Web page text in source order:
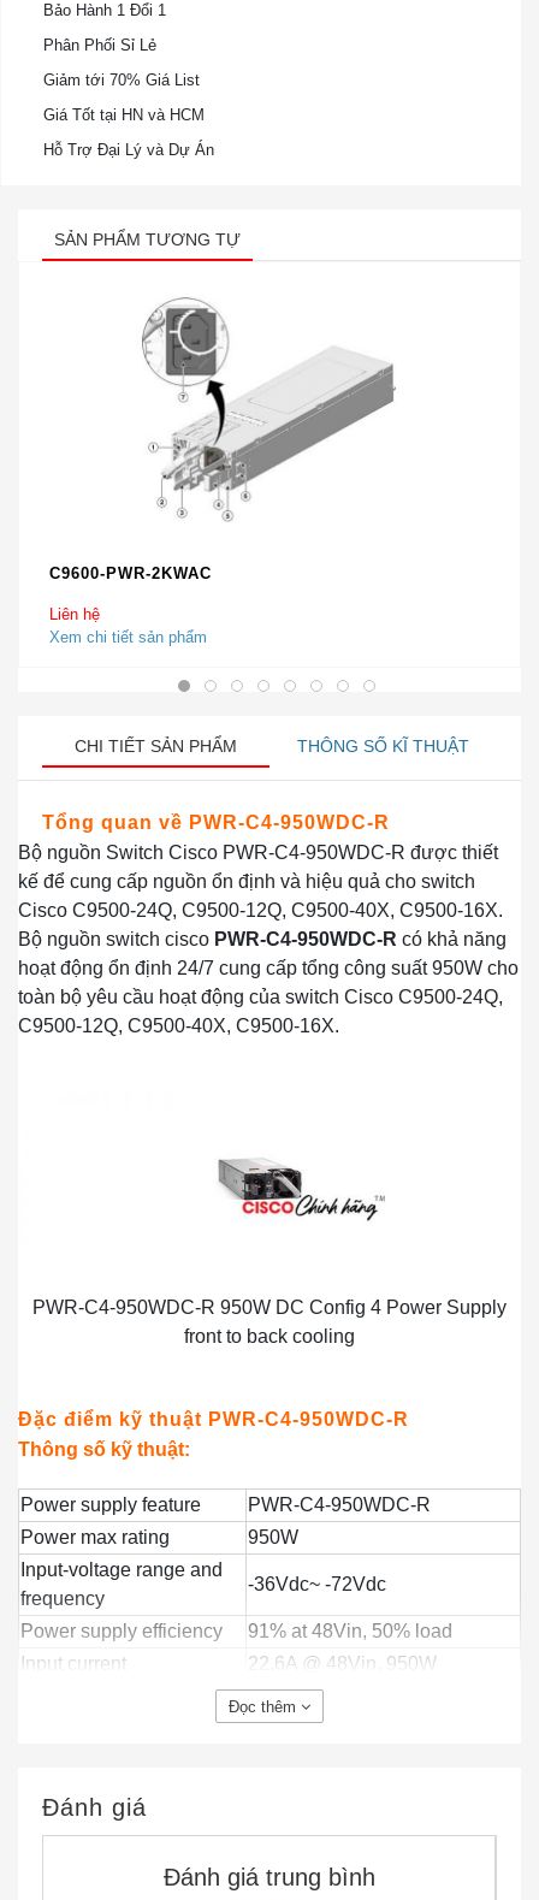
Bảo Hành 1 Đổi 1
Phân Phối Sỉ Lẻ
Giảm tới 70% Giá List
Giá Tốt tại HN và HCM
Hỗ Trợ Đại Lý và Dự Án
SẢN PHẨM TƯƠNG TỰ
C9600-PWR-2KWAC
Liên hệ
Xem chi tiết sản phẩm
CHI TIẾT SẢN PHẨM THÔNG SỐ KĨ THUẬT
Tổng quan về PWR-C4-950WDC-R
Bộ nguồn Switch Cisco PWR-C4-950WDC-R được thiết
kế để cung cấp nguồn ổn định và hiệu quả cho switch
Cisco C9500-24Q, C9500-12Q, C9500-40X, C9500-16X.
Bộ nguồn switch cisco PWR-C4-950WDC-R có khả năng
hoạt động ổn định 24/7 cung cấp tổng công suất 950W cho
toàn bộ yêu cầu hoạt động của switch Cisco C9500-24Q,
C9500-12Q, C9500-40X, C9500-16X.
PWR-C4-950WDC-R 950W DC Config 4 Power Supply
front to back cooling
Đặc điểm kỹ thuật PWR-C4-950WDC-R
Thông số kỹ thuật:
Power supply feature
PWR-C4-950WDC-R
Power max rating
950W
Input-voltage range and
frequency
-36Vdc~ -72Vdc
Power supply efficiency
91% at 48Vin, 50% load
Input current
22.6A @ 48Vin, 950W
950W
1ms
Đọc thêm
Đánh giá
Đánh giá trung bình